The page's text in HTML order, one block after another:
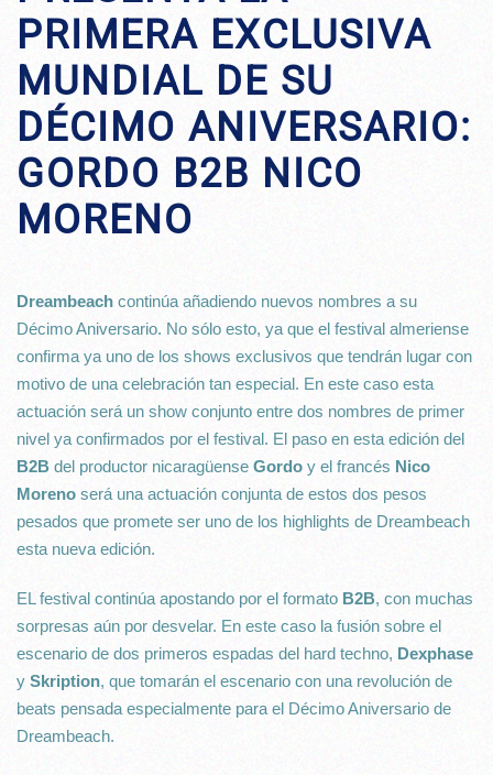
PRIMERA EXCLUSIVA
MUNDIAL DE SU
DÉCIMO ANIVERSARIO:
GORDO B2B NICO
MORENO
Dreambeach continúa añadiendo nuevos nombres a su
Décimo Aniversario. No sólo esto, ya que el festival almeriense
confirma ya uno de los shows exclusivos que tendrán lugar con
motivo de una celebración tan especial. En este caso esta
actuación será un show conjunto entre dos nombres de primer
nivel ya confirmados por el festival. El paso en esta edición del
B2B del productor nicaragüense Gordo y el francés Nico
Moreno será una actuación conjunta de estos dos pesos
pesados que promete ser uno de los highlights de Dreambeach
esta nueva edición.
EL festival continúa apostando por el formato B2B, con muchas
sorpresas aún por desvelar. En este caso la fusión sobre el
escenario de dos primeros espadas del hard techno, Dexphase
y Skription, que tomarán el escenario con una revolución de
beats pensada especialmente para el Décimo Aniversario de
Dreambeach.